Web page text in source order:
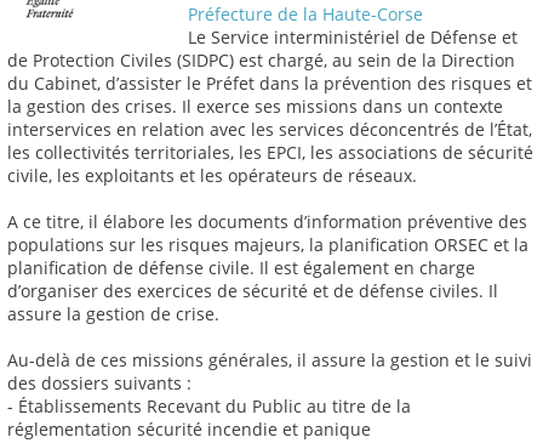
Préfecture de la Haute-Corse
Le Service interministériel de Défense et
de Protection Civiles (SIDPC) est chargé, au sein de la Direction
du Cabinet, d’assister le Préfet dans la prévention des risques et
la gestion des crises. Il exerce ses missions dans un contexte
interservices en relation avec les services déconcentrés de l’État,
les collectivités territoriales, les EPCI, les associations de sécurité
civile, les exploitants et les opérateurs de réseaux.
A ce titre, il élabore les documents d’information préventive des
populations sur les risques majeurs, la planification ORSEC et la
planification de défense civile. Il est également en charge
d’organiser des exercices de sécurité et de défense civiles. Il
assure la gestion de crise.
Au-delà de ces missions générales, il assure la gestion et le suivi
des dossiers suivants :
- Établissements Recevant du Public au titre de la
réglementation sécurité incendie et panique